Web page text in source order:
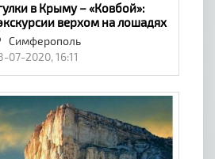
в Крыму – «Ковбой»:
верхом на лошадях
- «Хобби и отдых»
Симферополь
07-2020, 16:11